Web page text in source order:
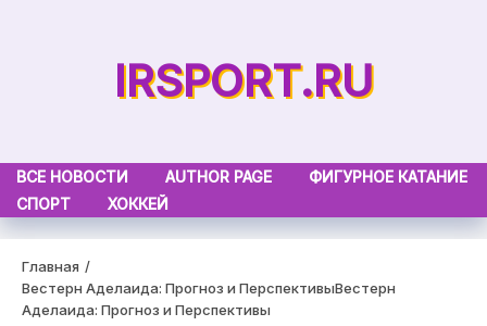
IRSPORT.RU
ВСЕ НОВОСТИ AUTHOR PAGE
ФИГУРНОЕ КАТАНИЕ
СПОРТ
ХОККЕЙ
Главная
Вестерн Аделаида: Прогноз и ПерспективыВестерн
Аделаида: Прогноз и Перспективы